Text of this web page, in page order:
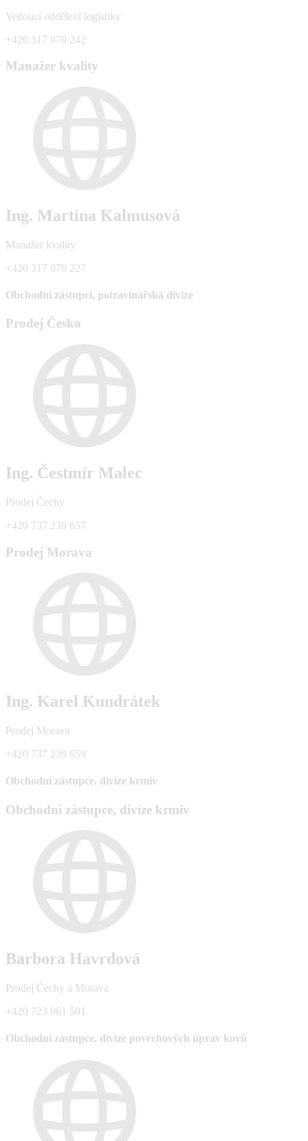
Vedoucí oddělení logistiky
+420 317 070 242
Manažer kvality
Ing. Martina Kalmusová
Manažer kvality
+420 317 070 227
Obchodní zástupci, potravinářská divize
Prodej Česko
Ing. Čestmír Malec
Prodej Čechy
+420 737 239 657
Prodej Morava
Ing. Karel Kundrátek
Prodej Morava
+420 737 239 659
Obchodní zástupce, divize krmiv
Obchodní zástupce, divize krmiv
Barbora Havrdová
Prodej Čechy a Morava
+420 723 061 501
Obchodní zástupce, divize povrchových úprav kovů